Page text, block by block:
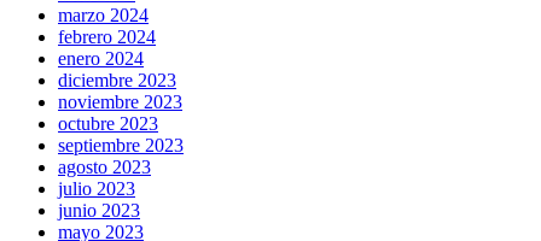
marzo 2024
febrero 2024
enero 2024
diciembre 2023
noviembre 2023
octubre 2023
septiembre 2023
agosto 2023
julio 2023
junio 2023
mayo 2023